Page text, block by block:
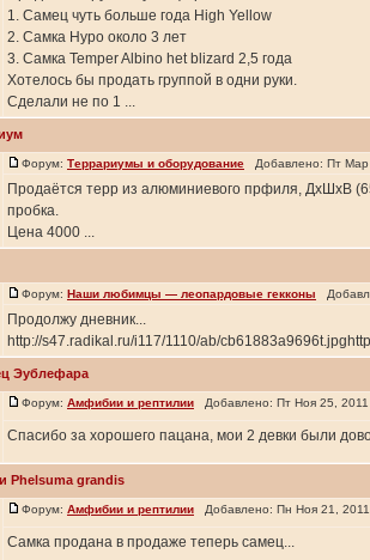
1. Самец чуть больше года High Yellow
2. Самка Hypo около 3 лет
3. Самка Temper Albino het blizard 2,5 года
Хотелось бы продать группой в одни руки.
Сделали не по 1 ...
Форум: Террариумы и оборудование Добавлено: Пт
Продаётся терр из алюминиевого прфиля, ДхШхВ
пробка.
Цена 4000 ...
Форум: Наши любимцы — леопардовые гекконы
Продолжу дневник...
http://s47.radikal.ru/i117/1110/ab/
Эублефара
Форум: Амфибии и рептилии Добавлено: Пт Ноя 25,
Спасибо за хорошего пацана, мои 2 девки были
Phelsuma grandis
Форум: Амфибии и рептилии Добавлено: Пн Ноя 21,
Самка продана в продаже теперь самец...